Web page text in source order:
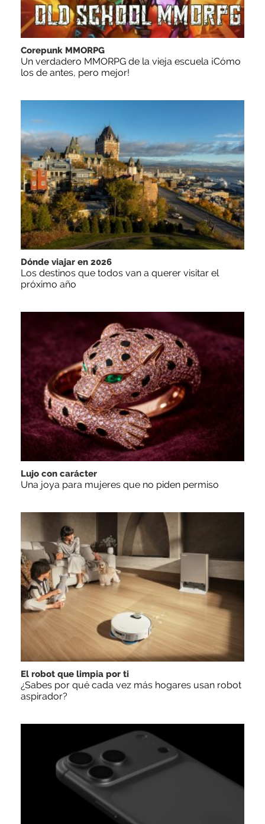
Corepunk MMORPG
Un verdadero MMORPG de la vieja escuela ¡Cómo
los de antes, pero mejor!
Dónde viajar en 2026
Los destinos que todos van a querer visitar el
próximo año
Lujo con carácter
Una joya para mujeres que no piden permiso
El robot que limpia por ti
¿Sabes por qué cada vez más hogares usan robot
aspirador?